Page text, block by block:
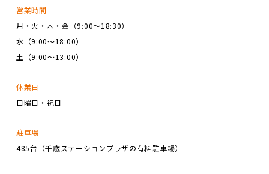
営業時間
月・火・木・金（9:00～18:30）
水（9:00～18:00）
土（9:00～13:00）
休業日
日曜日・祝日
駐車場
485台（千歳ステーションプラザの有料駐車場）